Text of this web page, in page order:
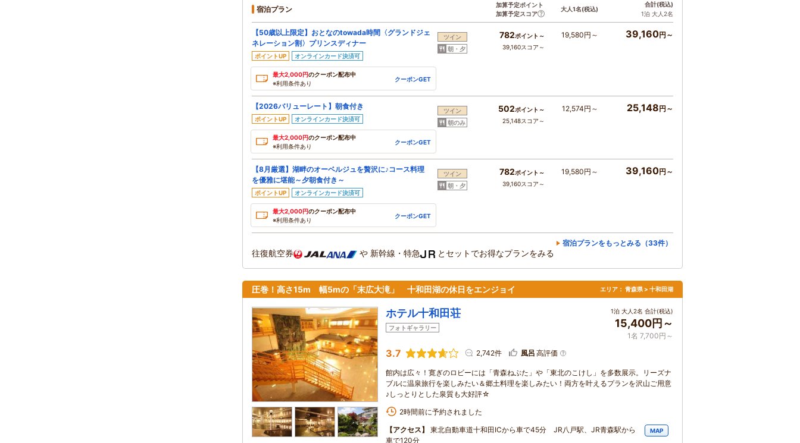
宿泊プラン
加算予定ポイント
加算予定スコア
大人1名(税込)
合計(税込)
1泊 大人2名
【50歳以上限定】おとなのtowada時間〈グランドジェ
ネレーション割〉プリンスディナー
ポイントUP オンラインカード決済可
最大2,000円のクーポン配布中
※利用条件あり
クーポンGET
ツイン
朝・夕
782ポイント～
39,160スコア～
19,580円～ 39,160円～
【2026バリューレート】朝食付き
ポイントUP オンラインカード決済可
最大2,000円のクーポン配布中
※利用条件あり
クーポンGET
ツイン
朝のみ
502ポイント～
25,148スコア～
12,574円～ 25,148円～
【8月厳選】湖畔のオーベルジュを贅沢に♪コース料理
を優雅に堪能～夕朝食付き～
ポイントUP オンラインカード決済可
最大2,000円のクーポン配布中
※利用条件あり
クーポンGET
ツイン
朝・夕
782ポイント～
39,160スコア～
19,580円～ 39,160円～
宿泊プランをもっとみる（33件）
往復航空券 や 新幹線・特急 とセットでお得なプランをみる
圧巻！高さ15m 幅5mの「末広大滝」 十和田湖の休日をエンジョイ エリア： 青森県 > 十和田湖
ホテル十和田荘
フォトギャラリー
1泊 大人2名 合計(税込)
15,400円～
1名 7,700円～
3.7 2,742件 風呂 高評価
館内は広々！寛ぎのロビーには「青森ねぶた」や「東北のこけし」を多数展示。リーズナ
ブルに温泉旅行を楽しみたい＆郷土料理を楽しみたい！両方を叶えるプランを沢山ご用意
♪しっとりとした泉質も大好評☆
2時間前に予約されました
【アクセス】
東北自動車道十和田ICから車で45分 JR八戸駅、JR青森駅から
車で120分
MAP